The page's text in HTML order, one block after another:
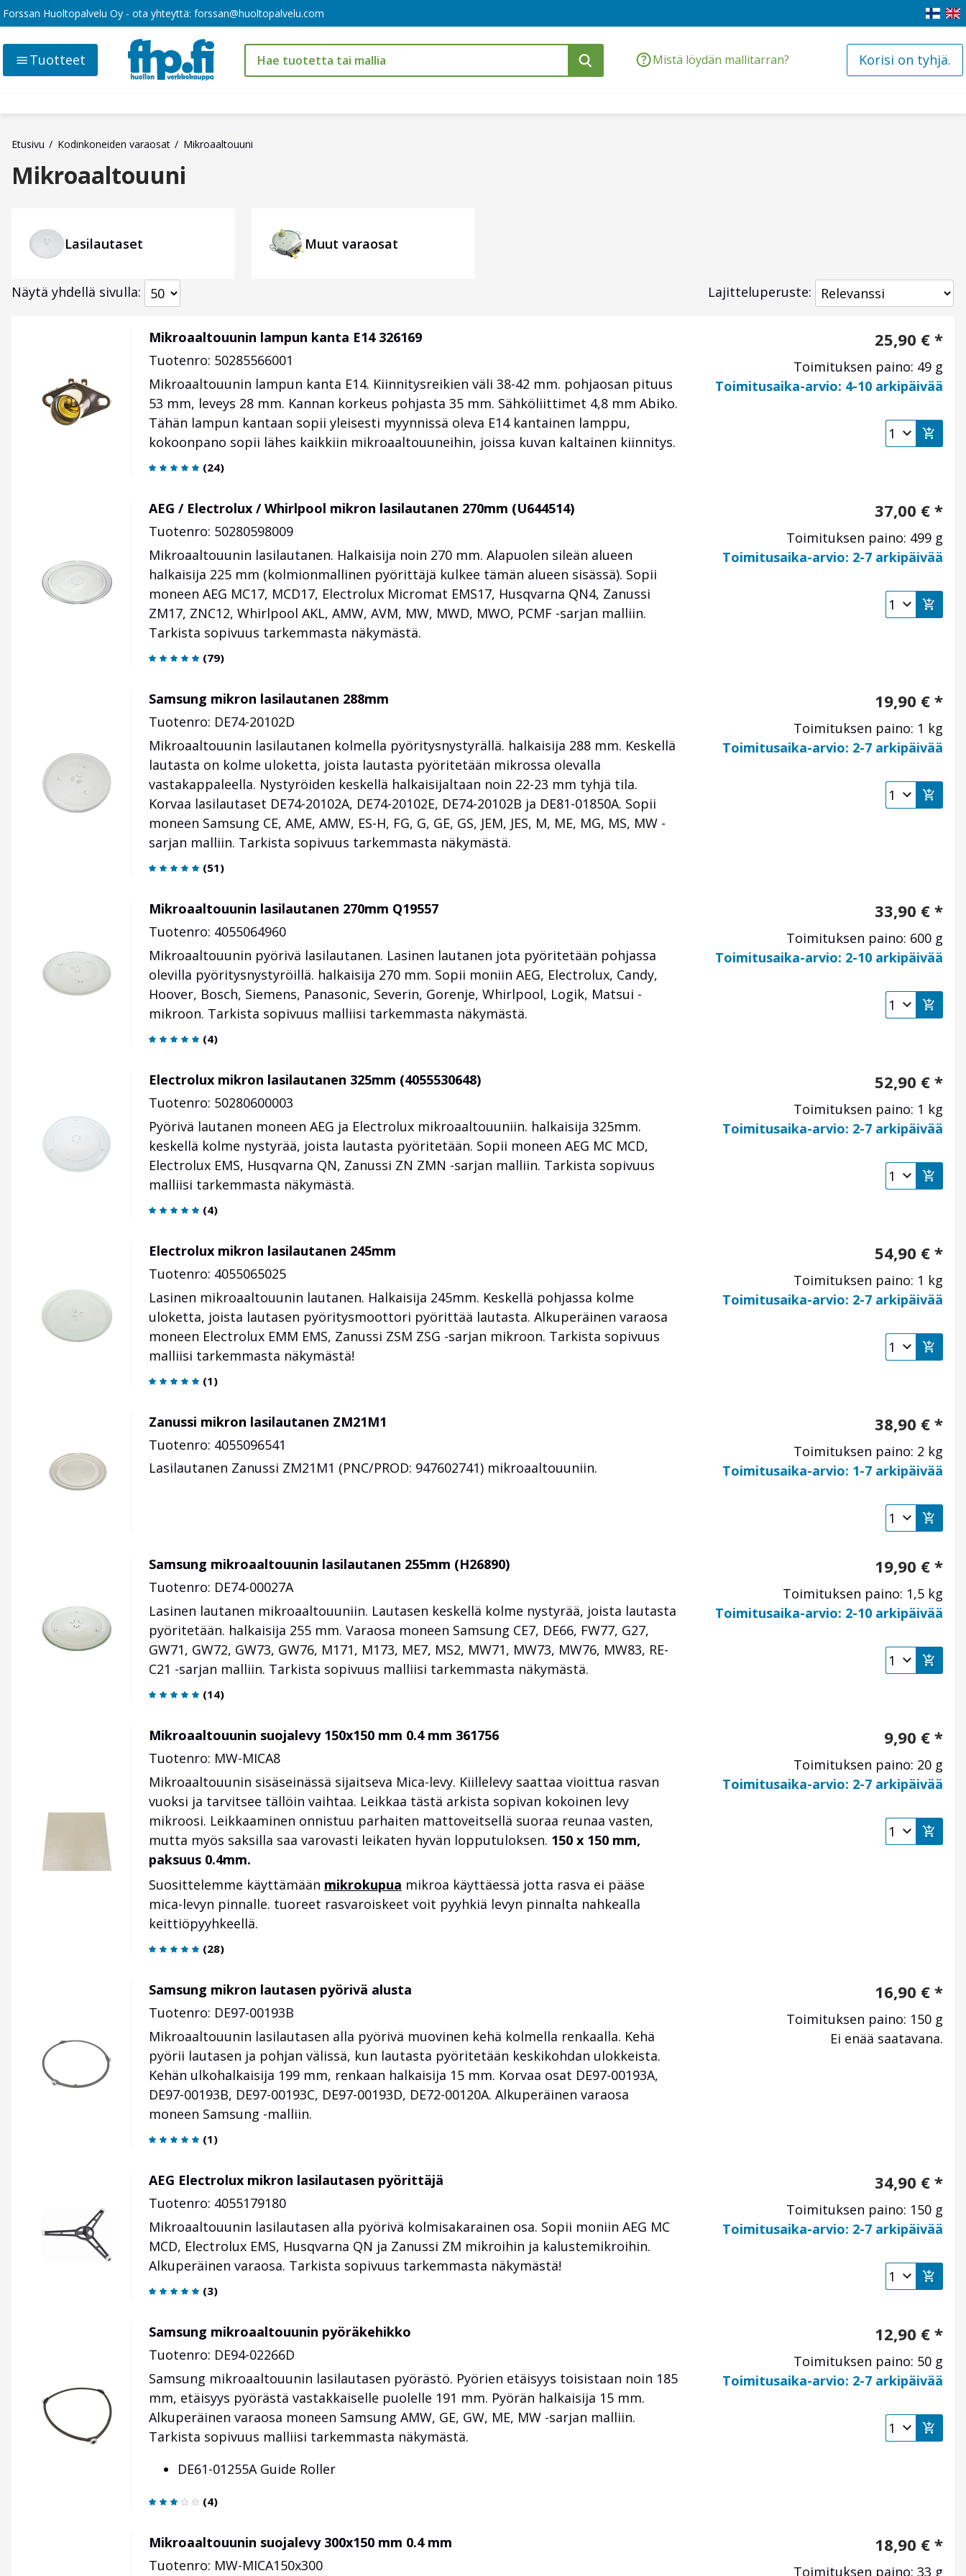
Forssan Huoltopalvelu Oy - ota yhteyttä: forssan@huoltopalvelu.com
Mistä löydän mallitarran? Korisi on tyhjä.
Tuotteet
Etusivu Kodinkoneiden varaosat Mikroaaltouuni
Mikroaaltouuni
Lasilautaset Muut varaosat
Näytä yhdellä sivulla Lajitteluperuste:
Mikroaaltouunin lampun kanta E14 326169
Tuotenro: 50285566001
Mikroaaltouunin lampun kanta E14. Kiinnitysreikien väli 38-42 mm. pohjaosan pituus
53 mm, leveys 28 mm. Kannan korkeus pohjasta 35 mm. Sähköliittimet 4,8 mm Abiko.
Tähän lampun kantaan sopii yleisesti myynnissä oleva E14 kantainen lamppu,
kokoonpano sopii lähes kaikkiin mikroaaltouuneihin, joissa kuvan kaltainen kiinnitys.
(24)
25,90 € *
Toimituksen paino: 49 g
Toimitusaika-arvio: 4-10 arkipäivää
AEG / Electrolux / Whirlpool mikron lasilautanen 270mm (U644514)
Tuotenro: 50280598009
Mikroaaltouunin lasilautanen. Halkaisija noin 270 mm. Alapuolen sileän alueen
halkaisija 225 mm (kolmionmallinen pyörittäjä kulkee tämän alueen sisässä). Sopii
moneen AEG MC17, MCD17, Electrolux Micromat EMS17, Husqvarna QN4, Zanussi
ZM17, ZNC12, Whirlpool AKL, AMW, AVM, MW, MWD, MWO, PCMF -sarjan malliin.
Tarkista sopivuus tarkemmasta näkymästä.
(79)
37,00 € *
Toimituksen paino: 499 g
Toimitusaika-arvio: 2-7 arkipäivää
Samsung mikron lasilautanen 288mm
Tuotenro: DE74-20102D
Mikroaaltouunin lasilautanen kolmella pyöritysnystyrällä. halkaisija 288 mm. Keskellä
lautasta on kolme uloketta, joista lautasta pyöritetään mikrossa olevalla
vastakappaleella. Nystyröiden keskellä halkaisijaltaan noin 22-23 mm tyhjä tila.
Korvaa lasilautaset DE74-20102A, DE74-20102E, DE74-20102B ja DE81-01850A. Sopii
moneen Samsung CE, AME, AMW, ES-H, FG, G, GE, GS, JEM, JES, M, ME, MG, MS, MW -
sarjan malliin. Tarkista sopivuus tarkemmasta näkymästä.
(51)
19,90 € *
Toimituksen paino: 1 kg
Toimitusaika-arvio: 2-7 arkipäivää
Mikroaaltouunin lasilautanen 270mm Q19557
Tuotenro: 4055064960
Mikroaaltouunin pyörivä lasilautanen. Lasinen lautanen jota pyöritetään pohjassa
olevilla pyöritysnystyröillä. halkaisija 270 mm. Sopii moniin AEG, Electrolux, Candy,
Hoover, Bosch, Siemens, Panasonic, Severin, Gorenje, Whirlpool, Logik, Matsui -
mikroon. Tarkista sopivuus malliisi tarkemmasta näkymästä.
(4)
33,90 € *
Toimituksen paino: 600 g
Toimitusaika-arvio: 2-10 arkipäivää
Electrolux mikron lasilautanen 325mm (4055530648)
Tuotenro: 50280600003
Pyörivä lautanen moneen AEG ja Electrolux mikroaaltouuniin. halkaisija 325mm.
keskellä kolme nystyrää, joista lautasta pyöritetään. Sopii moneen AEG MC MCD,
Electrolux EMS, Husqvarna QN, Zanussi ZN ZMN -sarjan malliin. Tarkista sopivuus
malliisi tarkemmasta näkymästä.
(4)
52,90 € *
Toimituksen paino: 1 kg
Toimitusaika-arvio: 2-7 arkipäivää
Electrolux mikron lasilautanen 245mm
Tuotenro: 4055065025
Lasinen mikroaaltouunin lautanen. Halkaisija 245mm. Keskellä pohjassa kolme
uloketta, joista lautasen pyöritysmoottori pyörittää lautasta. Alkuperäinen varaosa
moneen Electrolux EMM EMS, Zanussi ZSM ZSG -sarjan mikroon. Tarkista sopivuus
malliisi tarkemmasta näkymästä!
(1)
54,90 € *
Toimituksen paino: 1 kg
Toimitusaika-arvio: 2-7 arkipäivää
Zanussi mikron lasilautanen ZM21M1
Tuotenro: 4055096541
Lasilautanen Zanussi ZM21M1 (PNC/PROD: 947602741) mikroaaltouuniin.
38,90 € *
Toimituksen paino: 2 kg
Toimitusaika-arvio: 1-7 arkipäivää
Samsung mikroaaltouunin lasilautanen 255mm (H26890)
Tuotenro: DE74-00027A
Lasinen lautanen mikroaaltouuniin. Lautasen keskellä kolme nystyrää, joista lautasta
pyöritetään. halkaisija 255 mm. Varaosa moneen Samsung CE7, DE66, FW77, G27,
GW71, GW72, GW73, GW76, M171, M173, ME7, MS2, MW71, MW73, MW76, MW83, RE-
C21 -sarjan malliin. Tarkista sopivuus malliisi tarkemmasta näkymästä.
(14)
19,90 € *
Toimituksen paino: 1,5 kg
Toimitusaika-arvio: 2-10 arkipäivää
Mikroaaltouunin suojalevy 150x150 mm 0.4 mm 361756
Tuotenro: MW-MICA8
Mikroaaltouunin sisäseinässä sijaitseva Mica-levy. Kiillelevy saattaa vioittua rasvan
vuoksi ja tarvitsee tällöin vaihtaa. Leikkaa tästä arkista sopivan kokoinen levy
mikroosi. Leikkaaminen onnistuu parhaiten mattoveitsellä suoraa reunaa vasten,
mutta myös saksilla saa varovasti leikaten hyvän lopputuloksen. 150 x 150 mm,
paksuus 0.4mm.
Suosittelemme käyttämään mikrokupua mikroa käyttäessä jotta rasva ei pääse
mica-levyn pinnalle. tuoreet rasvaroiskeet voit pyyhkiä levyn pinnalta nahkealla
keittiöpyyhkeellä.
(28)
9,90 € *
Toimituksen paino: 20 g
Toimitusaika-arvio: 2-7 arkipäivää
Samsung mikron lautasen pyörivä alusta
Tuotenro: DE97-00193B
Mikroaaltouunin lasilautasen alla pyörivä muovinen kehä kolmella renkaalla. Kehä
pyörii lautasen ja pohjan välissä, kun lautasta pyöritetään keskikohdan ulokkeista.
Kehän ulkohalkaisija 199 mm, renkaan halkaisija 15 mm. Korvaa osat DE97-00193A,
DE97-00193B, DE97-00193C, DE97-00193D, DE72-00120A. Alkuperäinen varaosa
moneen Samsung -malliin.
(1)
16,90 € *
Toimituksen paino: 150 g
Ei enää saatavana.
AEG Electrolux mikron lasilautasen pyörittäjä
Tuotenro: 4055179180
Mikroaaltouunin lasilautasen alla pyörivä kolmisakarainen osa. Sopii moniin AEG MC
MCD, Electrolux EMS, Husqvarna QN ja Zanussi ZM mikroihin ja kalustemikroihin.
Alkuperäinen varaosa. Tarkista sopivuus tarkemmasta näkymästä!
(3)
34,90 € *
Toimituksen paino: 150 g
Toimitusaika-arvio: 2-7 arkipäivää
Samsung mikroaaltouunin pyöräkehikko
Tuotenro: DE94-02266D
Samsung mikroaaltouunin lasilautasen pyörästö. Pyörien etäisyys toisistaan noin 185
mm, etäisyys pyörästä vastakkaiselle puolelle 191 mm. Pyörän halkaisija 15 mm.
Alkuperäinen varaosa moneen Samsung AMW, GE, GW, ME, MW -sarjan malliin.
Tarkista sopivuus malliisi tarkemmasta näkymästä.
DE61-01255A Guide Roller
(4)
12,90 € *
Toimituksen paino: 50 g
Toimitusaika-arvio: 2-7 arkipäivää
Mikroaaltouunin suojalevy 300x150 mm 0.4 mm
Tuotenro: MW-MICA150x300
18,90 € *
Toimituksen paino: 33 g